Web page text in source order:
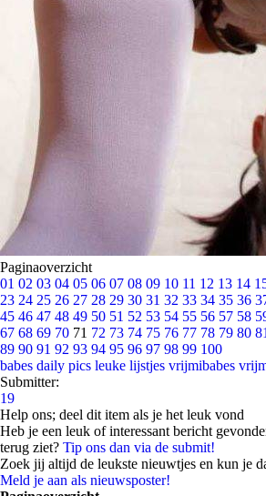
Paginaoverzicht
01 02 03 04 05 06 07 08 09 10 11 12 13 14
23 24 25 26 27 28 29 30 31 32 33 34 35 36
45 46 47 48 49 50 51 52 53 54 55 56 57 58
67 68 69 70 71 72 73 74 75 76 77 78 79 80 81
89 90 91 92 93 94 95 96 97 98 99 100
babes daily pics leuke lijstjes vrijmibabes
Submitter:
19
Help ons; deel dit item als je het leuk vond
Heb je een leuk of interessant bericht
terug ziet? Tip ons dan via de submit!
Zoek jij altijd de leukste nieuwtjes en kun je
Meld je aan als nieuwsposter!